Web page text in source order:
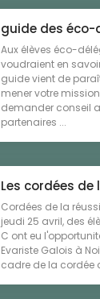
guide des éco-
Aux élèves éco-
voudraient en
guide vient de
mener votre
demander conseil
partenaires ...
Les cordées
Cordées de la
jeudi 25 avril, des
C ont eu
Evariste Galois à
cadre de la cordée